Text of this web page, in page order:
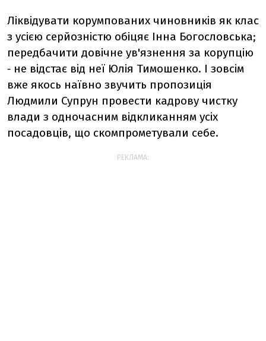
Ліквідувати корумпованих чиновників як клас
з усією серйозністю обіцяє Інна Богословська;
передбачити довічне ув'язнення за корупцію
‑ не відстає від неї Юлія Тимошенко. І зовсім
вже якось наївно звучить пропозиція
Людмили Супрун провести кадрову чистку
влади з одночасним відкликанням усіх
посадовців, що скомпрометували себе.
РЕКЛАМА: